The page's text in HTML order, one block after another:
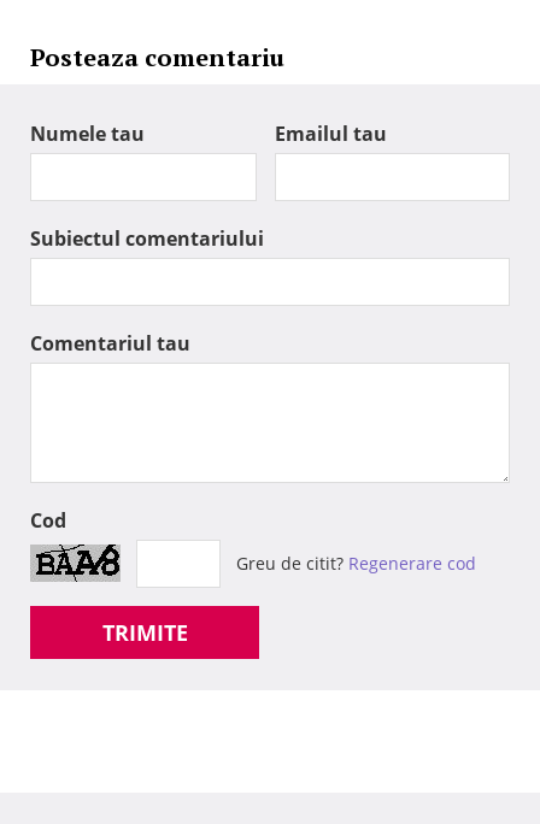
Posteaza comentariu
Numele tau Emailul tau
Subiectul comentariului
Comentariul tau
Cod
Greu de citit? Regenerare cod
TRIMITE